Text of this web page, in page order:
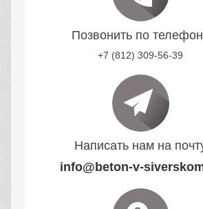
Позвонить по
+7 (812) 309-56-39
Написать нам на
info@beton-v-